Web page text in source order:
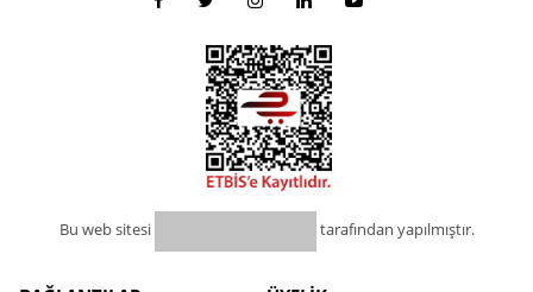
Bu web sitesi tarafından yapılmıştır.